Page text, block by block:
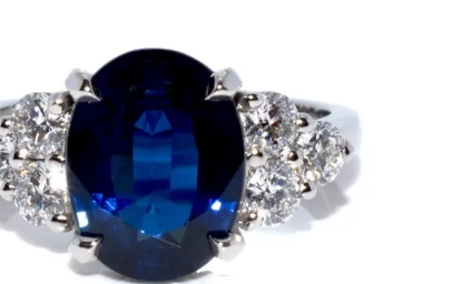
& d'occasion
Créations en pierres de couleur
Broches & autres
Colliers & Pendentifs